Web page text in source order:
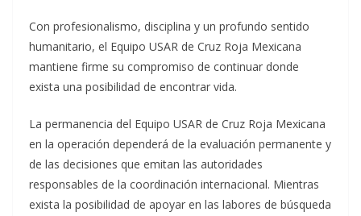
Con profesionalismo, disciplina y un profundo sentido
humanitario, el Equipo USAR de Cruz Roja Mexicana
mantiene firme su compromiso de continuar donde
exista una posibilidad de encontrar vida.
La permanencia del Equipo USAR de Cruz Roja Mexicana
en la operación dependerá de la evaluación permanente y
de las decisiones que emitan las autoridades
responsables de la coordinación internacional. Mientras
exista la posibilidad de apoyar en las labores de búsqueda